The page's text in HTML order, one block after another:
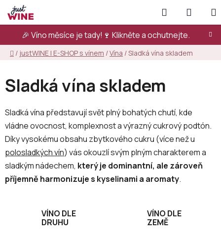
Přejít
na
obsah
🎉 Víno měsíce je tady!🍷 Klikněte a ochutnejte.
Hledat
KOŠÍK
Domů
/ justWINE | E-SHOP s vínem /Vína /Sladká vína skladem
Sladká vína skladem
Sladká vína představují svět plný bohatých chutí, kde
vládne ovocnost, komplexnost a výrazný cukrový podtón.
Díky vysokému obsahu zbytkového cukru (více než u
polosladkých vín) vás okouzlí svým plným charakterem a
sladkým nádechem, který je dominantní, ale zároveň
příjemně harmonizuje s kyselinami a aromaty.
VÍNO DLE
DRUHU
VÍNO DLE
ZEMĚ